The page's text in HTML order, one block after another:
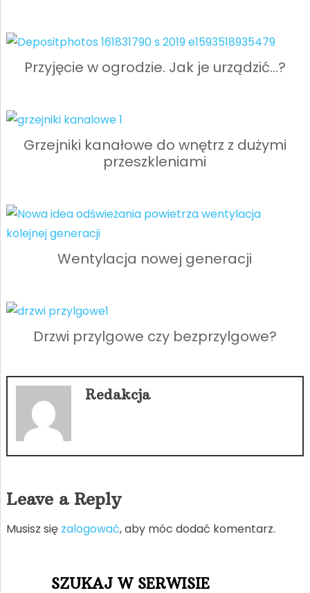
Przyjęcie w ogrodzie. Jak je urządzić…?
Grzejniki kanałowe do wnętrz z dużymi
przeszkleniami
Wentylacja nowej generacji
Drzwi przylgowe czy bezprzylgowe?
Redakcja
Leave a Reply
Musisz się zalogować, aby móc dodać komentarz.
SZUKAJ W SERWISIE